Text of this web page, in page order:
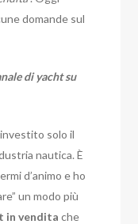
domande sul
di yacht su
solo il
nautica. È
d’animo e ho
un modo più
in vendita che